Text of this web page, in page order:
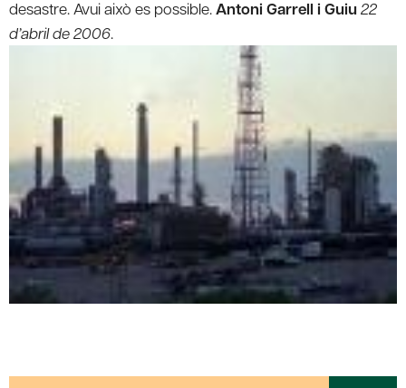
desastre. Avui això es possible.Antoni Garrell i Guiu22
d’abril de 2006.